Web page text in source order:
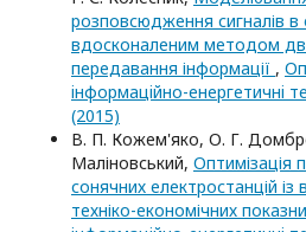
розповсюдження сигналів в
вдосконаленим методом
передавання інформації ,
iнформацiйно-енергетичнi
(2015)
В. П. Кожем'яко, О. Г.
Маліновський, Оптимізація
сонячних електростанцій
техніко-економічних